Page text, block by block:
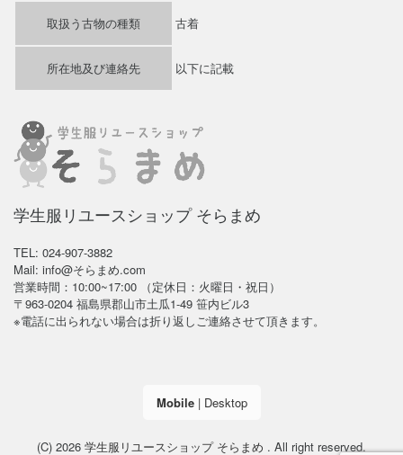
取扱う古物の種類 古着
所在地及び連絡先 以下に記載
学生服リユースショップ そらまめ
TEL: 024-907-3882
Mail: info@そらまめ.com
営業時間：10:00~17:00 （定休日：火曜日・祝日）
〒963-0204 福島県郡山市土瓜1-49 笹内ビル3
※電話に出られない場合は折り返しご連絡させて頂きます。
Mobile| Desktop
(C) 2026 学生服リユースショップ そらまめ . All right reserved.